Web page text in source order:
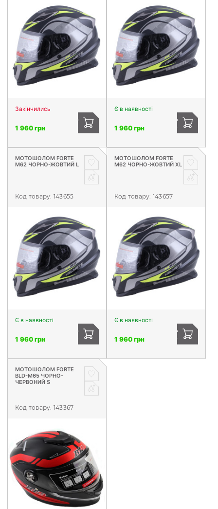
Закінчились
1 960 грн
Є в наявності
1 960 грн
МОТОШОЛОМ FORTE
М62 ЧОРНО-ЖОВТИЙ L
Код товару: 143655
Є в наявності
1 960 грн
МОТОШОЛОМ FORTE
М62 ЧОРНО-ЖОВТИЙ XL
Код товару: 143657
Є в наявності
1 960 грн
МОТОШОЛОМ FORTE
BLD-M65 ЧОРНО-
ЧЕРВОНИЙ S
Код товару: 143367